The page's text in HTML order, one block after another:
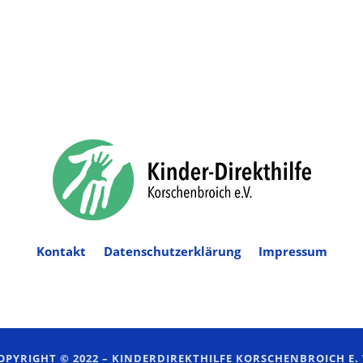
Kontakt Datenschutzerklärung Impressum
© 2022 – KINDERDIREKTHILFE KORSCHENBROICH E.